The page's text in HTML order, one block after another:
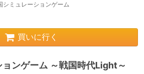
シミュレーションゲーム
買いに行く
ンゲーム ～戦国時代Light～